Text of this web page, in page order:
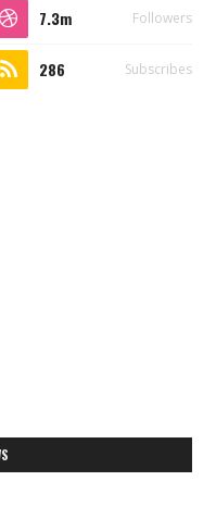
7.3m Followers
286 Subscribes